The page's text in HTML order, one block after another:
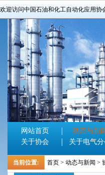
欢迎访问中国石油和化工自动化应用协
网站首页 动态与新
关于协会
关于电气
当前位置: 首页 > 动态与新闻 >